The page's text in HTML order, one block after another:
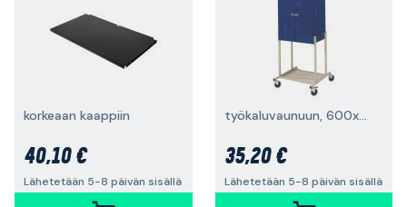
korkeaan kaappiin
40,10 €
Lähetetään 5-8 päivän sisällä
työkaluvaunuun, 600x400x1490 mm
35,20 €
Lähetetään 5-8 päivän sisällä